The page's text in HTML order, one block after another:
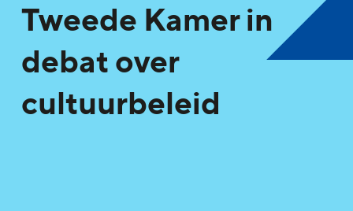
Tweede Kamer in
debat over
cultuurbeleid